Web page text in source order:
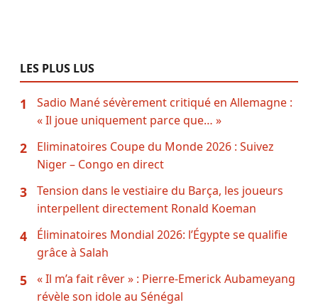
LES PLUS LUS
1
Sadio Mané sévèrement critiqué en Allemagne :
« Il joue uniquement parce que… »
2
Eliminatoires Coupe du Monde 2026 : Suivez
Niger – Congo en direct
3
Tension dans le vestiaire du Barça, les joueurs
interpellent directement Ronald Koeman
4
Éliminatoires Mondial 2026: l’Égypte se qualifie
grâce à Salah
5
« Il m’a fait rêver » : Pierre-Emerick Aubameyang
révèle son idole au Sénégal